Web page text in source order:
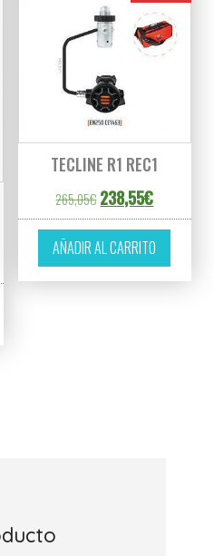
TECLINE R1 REC1
265,05€ El precio original
238,55€El precio
AÑADIR AL CARRITO